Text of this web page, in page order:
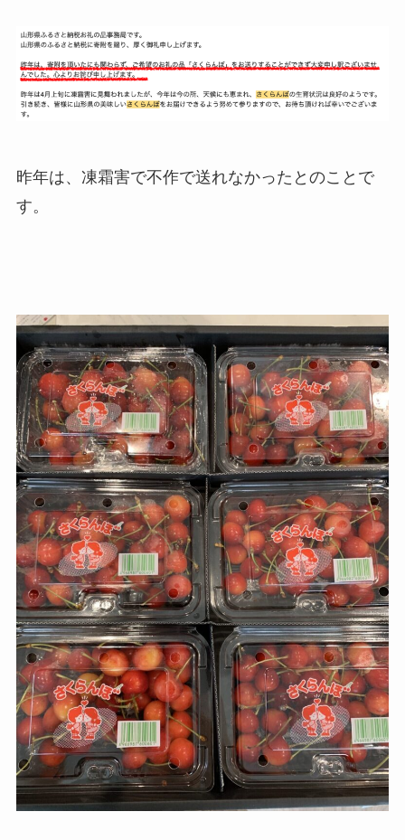
昨年は、凍霜害で不作で送れなかったとのことで
す。